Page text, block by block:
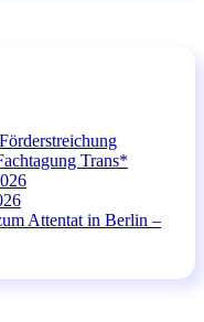
Trans*
Attentat in Berlin –